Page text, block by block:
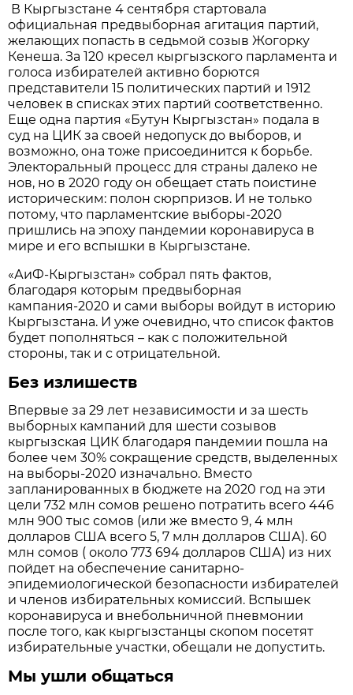
В Кыргызстане 4 сентября стартовала
официальная предвыборная агитация партий,
желающих попасть в седьмой созыв Жогорку
Кенеша. За 120 кресел кыргызского парламента и
голоса избирателей активно борются
представители 15 политических партий и 1912
человек в списках этих партий соответственно.
Еще одна партия «Бутун Кыргызстан» подала в
суд на ЦИК за своей недопуск до выборов, и
возможно, она тоже присоединится к борьбе.
Электоральный процесс для страны далеко не
нов, но в 2020 году он обещает стать поистине
историческим: полон сюрпризов. И не только
потому, что парламентские выборы-2020
пришлись на эпоху пандемии коронавируса в
мире и его вспышки в Кыргызстане.
«АиФ-Кыргызстан» собрал пять фактов,
благодаря которым предвыборная
кампания-2020 и сами выборы войдут в историю
Кыргызстана. И уже очевидно, что список фактов
будет пополняться – как с положительной
стороны, так и с отрицательной.
Без излишеств
Впервые за 29 лет независимости и за шесть
выборных кампаний для шести созывов
кыргызская ЦИК благодаря пандемии пошла на
более чем 30% сокращение средств, выделенных
на выборы-2020 изначально. Вместо
запланированных в бюджете на 2020 год на эти
цели 732 млн сомов решено потратить всего 446
млн 900 тыс сомов (или же вместо 9, 4 млн
долларов США всего 5, 7 млн долларов США). 60
млн сомов ( около 773 694 долларов США) из них
пойдет на обеспечение санитарно-
эпидемиологической безопасности избирателей
и членов избирательных комиссий. Вспышек
коронавируса и внебольничной пневмонии
после того, как кыргызстанцы скопом посетят
избирательные участки, обещали не допустить.
Мы ушли общаться